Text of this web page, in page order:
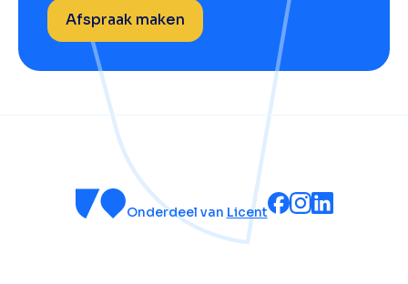
Afspraak maken
Onderdeel van Licent